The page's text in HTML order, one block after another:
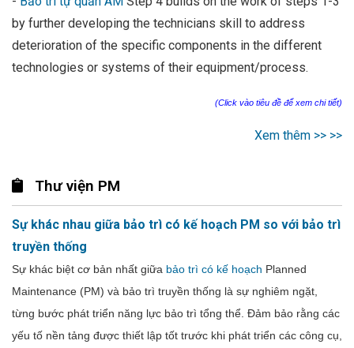
by further developing the technicians skill to address
deterioration of the specific components in the different
technologies or systems of their equipment/process.
(Click vào tiêu đề để xem chi tiết)
Xem thêm >> >>
Thư viện PM
Sự khác nhau giữa bảo trì có kế hoạch PM so với bảo trì
truyền thống
Sự khác biệt cơ bản nhất giữa bảo trì có kế hoạch Planned
Maintenance (PM) và bảo trì truyền thống là sự nghiêm ngặt,
từng bước phát triển năng lực bảo trì tổng thể. Đảm bảo rằng các
yếu tố nền tảng được thiết lập tốt trước khi phát triển các công cụ,